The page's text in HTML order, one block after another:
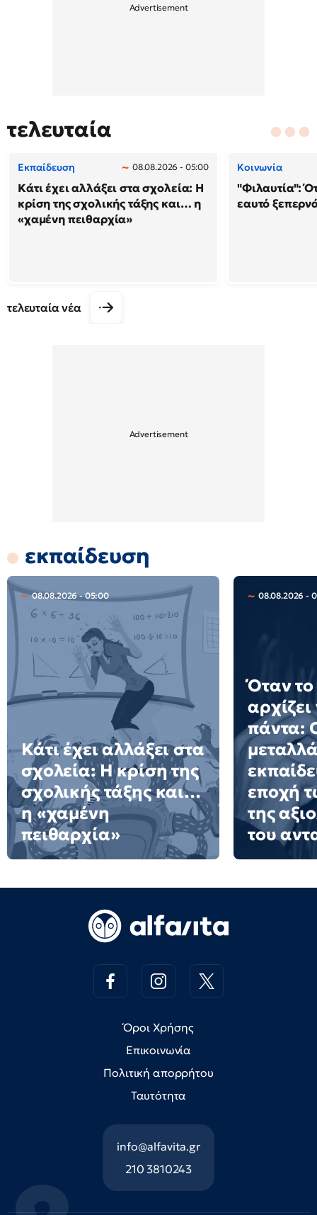
τελευταία
Εκπαίδευση 08.08.2026 - 05:00
Κάτι έχει αλλάξει στα σχολεία: H
κρίση της σχολικής τάξης και… η
«χαμένη πειθαρχία»
Κοινωνία
"Φιλαυτία":
εαυτό
τελευταία νέα
εκπαίδευση
08.08.2026 - 05:00
Κάτι έχει αλλάξει στα
σχολεία: H κρίση της
σχολικής τάξης και…
η «χαμένη
πειθαρχία»
08.08.2026 -
Όταν το
πάντα:
εποχή
της
του
Όροι Χρήσης
Επικοινωνία
Πολιτική απορρήτου
Ταυτότητα
info@alfavita.gr
210 3810243